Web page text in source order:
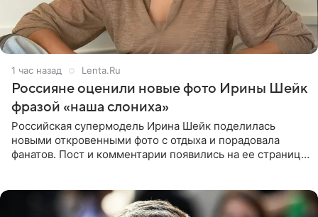
1 час назад Lenta.Ru
Россияне оценили новые фото Ирины Шейк
фразой «наша слониха»
Российская супермодель Ирина Шейк поделилась
новыми откровенными фото с отдыха и порадовала
фанатов. Пост и комментарии появились на ее странице